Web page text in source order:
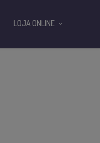
LOJA ONLINE